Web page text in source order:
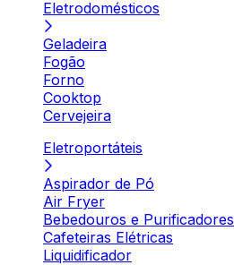
Eletrodomésticos
Geladeira
Fogão
Forno
Cooktop
Cervejeira
Eletroportáteis
Aspirador de Pó
Air Fryer
Bebedouros e Purificadores
Cafeteiras Elétricas
Liquidificador